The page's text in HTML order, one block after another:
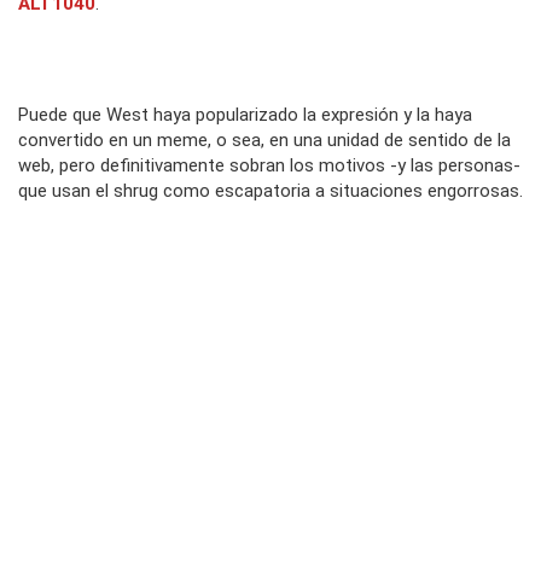
Puede que West haya popularizado la expresión y la haya
convertido en un meme, o sea, en una unidad de sentido de la
web, pero definitivamente sobran los motivos -y las personas-
que usan el shrug como escapatoria a situaciones engorrosas.